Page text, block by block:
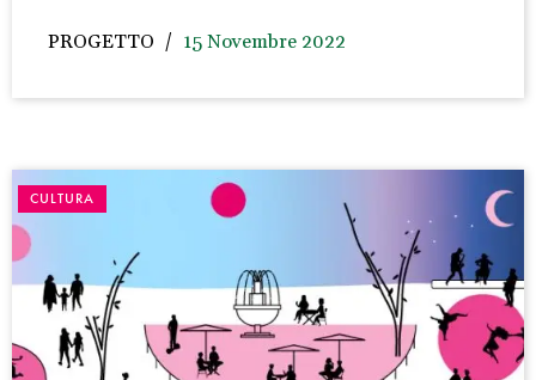
PROGETTO 15 Novembre 2022
CULTURA